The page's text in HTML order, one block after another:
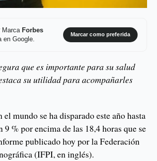
Marca Forbes
Google.
Marcar como preferida
que es importante para su salud
su utilidad para acompañarles
mundo se ha disparado este año hasta
9 % por encima de las 18,4 horas que se
publicado hoy por la Federación
(IFPI, en inglés).